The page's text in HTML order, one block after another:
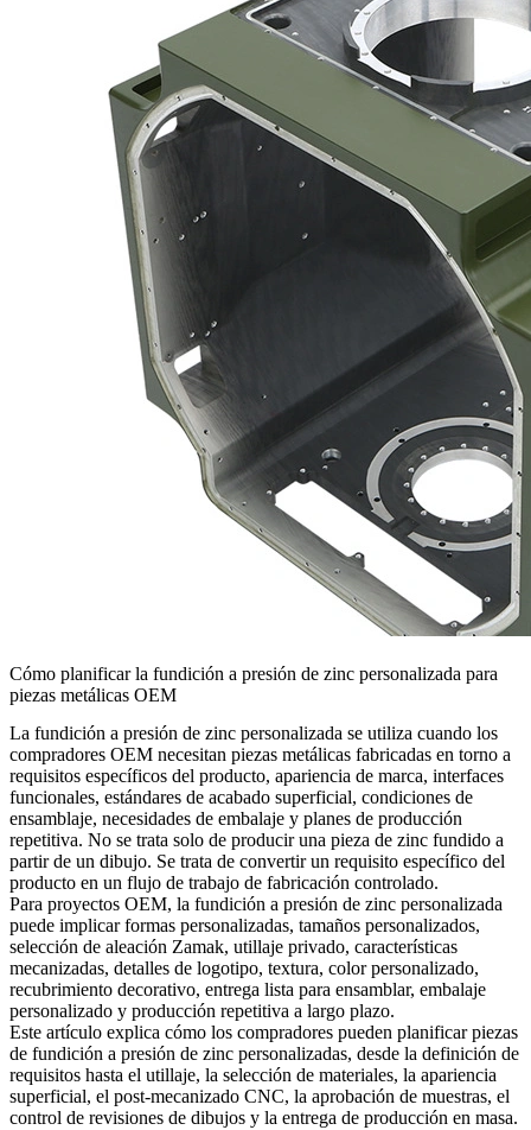
Cómo planificar la fundición a presión de zinc personalizada para
piezas metálicas OEM
La fundición a presión de zinc personalizada se utiliza cuando los
compradores OEM necesitan piezas metálicas fabricadas en torno a
requisitos específicos del producto, apariencia de marca, interfaces
funcionales, estándares de acabado superficial, condiciones de
ensamblaje, necesidades de embalaje y planes de producción
repetitiva. No se trata solo de producir una pieza de zinc fundido a
partir de un dibujo. Se trata de convertir un requisito específico del
producto en un flujo de trabajo de fabricación controlado.
Para proyectos OEM, la fundición a presión de zinc personalizada
puede implicar formas personalizadas, tamaños personalizados,
selección de aleación Zamak, utillaje privado, características
mecanizadas, detalles de logotipo, textura, color personalizado,
recubrimiento decorativo, entrega lista para ensamblar, embalaje
personalizado y producción repetitiva a largo plazo.
Este artículo explica cómo los compradores pueden planificar piezas
de fundición a presión de zinc personalizadas, desde la definición de
requisitos hasta el utillaje, la selección de materiales, la apariencia
superficial, el post-mecanizado CNC, la aprobación de muestras, el
control de revisiones de dibujos y la entrega de producción en masa.